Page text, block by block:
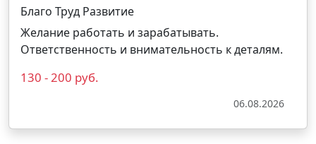
Благо Труд Развитие
Желание работать и зарабатывать.
Ответственность и внимательность к деталям.
130 - 200 руб.
06.08.2026